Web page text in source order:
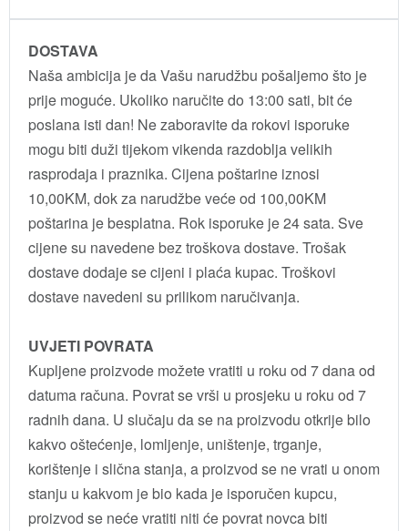
DOSTAVA
Naša ambicija je da Vašu narudžbu pošaljemo što je
prije moguće. Ukoliko naručite do 13:00 sati, bit će
poslana isti dan! Ne zaboravite da rokovi isporuke
mogu biti duži tijekom vikenda razdoblja velikih
rasprodaja i praznika. Cijena poštarine iznosi
10,00KM, dok za narudžbe veće od 100,00KM
poštarina je besplatna. Rok isporuke je 24 sata. Sve
cijene su navedene bez troškova dostave. Trošak
dostave dodaje se cijeni i plaća kupac. Troškovi
dostave navedeni su prilikom naručivanja.
UVJETI POVRATA
Kupljene proizvode možete vratiti u roku od 7 dana od
datuma računa. Povrat se vrši u prosjeku u roku od 7
radnih dana. U slučaju da se na proizvodu otkrije bilo
kakvo oštećenje, lomljenje, uništenje, trganje,
korištenje i slična stanja, a proizvod se ne vrati u onom
stanju u kakvom je bio kada je isporučen kupcu,
proizvod se neće vratiti niti će povrat novca biti